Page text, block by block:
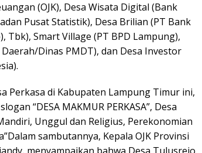
(OJK), Desa Wisata Digital (Bank
Pusat Statistik), Desa Brilian (PT Bank
Tbk), Smart Village (PT BPD Lampung),
Dinas PMDT), dan Desa Investor
Perkasa di Kabupaten Lampung Timur ini,
“DESA MAKMUR PERKASA”, Desa
Unggul dan Religius, Perekonomian
sambutannya, Kepala OJK Provinsi